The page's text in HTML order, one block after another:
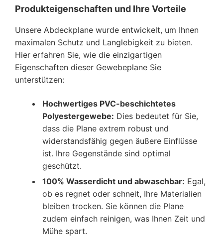
Produkteigenschaften und Ihre Vorteile
Unsere Abdeckplane wurde entwickelt, um Ihnen
maximalen Schutz und Langlebigkeit zu bieten.
Hier erfahren Sie, wie die einzigartigen
Eigenschaften dieser Gewebeplane Sie
unterstützen:
Hochwertiges PVC-beschichtetes
Polyestergewebe: Dies bedeutet für Sie,
dass die Plane extrem robust und
widerstandsfähig gegen äußere Einflüsse
ist. Ihre Gegenstände sind optimal
geschützt.
100% Wasserdicht und abwaschbar: Egal,
ob es regnet oder schneit, Ihre Materialien
bleiben trocken. Sie können die Plane
zudem einfach reinigen, was Ihnen Zeit und
Mühe spart.